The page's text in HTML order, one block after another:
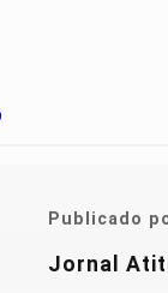
Publicado
Jornal